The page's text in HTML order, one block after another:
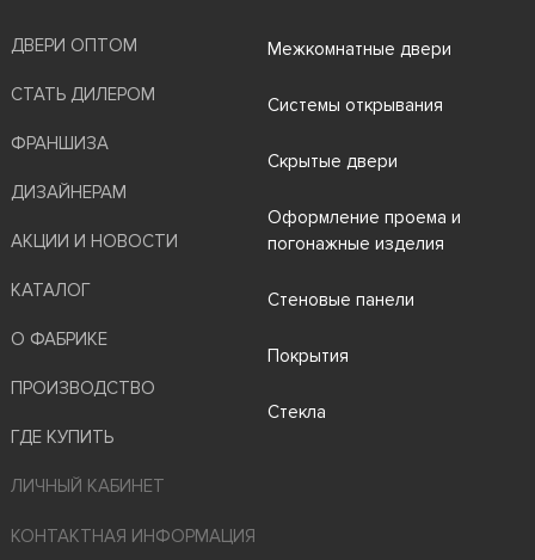
ДВЕРИ ОПТОМ
СТАТЬ ДИЛЕРОМ
ФРАНШИЗА
ДИЗАЙНЕРАМ
АКЦИИ И НОВОСТИ
КАТАЛОГ
О ФАБРИКЕ
ПРОИЗВОДСТВО
ГДЕ КУПИТЬ
Межкомнатные двери
Системы открывания
Скрытые двери
Оформление проема и
погонажные изделия
Стеновые панели
Покрытия
Стекла
ЛИЧНЫЙ КАБИНЕТ
КОНТАКТНАЯ ИНФОРМАЦИЯ